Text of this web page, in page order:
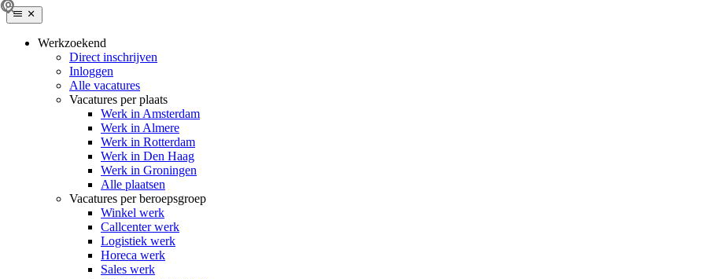
Werkzoekend
Direct inschrijven
Inloggen
Alle vacatures
Vacatures per plaats
Werk in Amsterdam
Werk in Almere
Werk in Rotterdam
Werk in Den Haag
Werk in Groningen
Alle plaatsen
Vacatures per beroepsgroep
Winkel werk
Callcenter werk
Logistiek werk
Horeca werk
Sales werk